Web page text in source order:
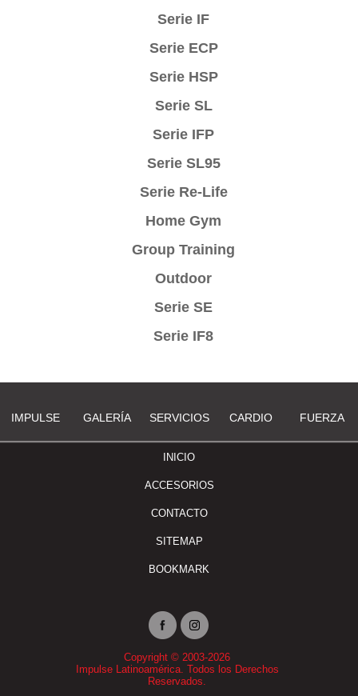
Serie IF
Serie ECP
Serie HSP
Serie SL
Serie IFP
Serie SL95
Serie Re-Life
Home Gym
Group Training
Outdoor
Serie SE
Serie IF8
FUERZA
CARDIO
SERVICIOS
GALERÍA
IMPULSE
Copyright © 2003-2026
Impulse Latinoamérica. Todos los Derechos
Reservados.
INICIO
ACCESORIOS
CONTACTO
SITEMAP
BOOKMARK